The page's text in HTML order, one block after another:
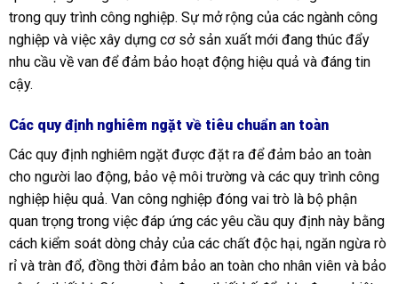
trong quy trình công nghiệp. Sự mở rộng của các ngành công
nghiệp và việc xây dựng cơ sở sản xuất mới đang thúc đẩy
nhu cầu về van để đảm bảo hoạt động hiệu quả và đáng tin
cậy.
Các quy định nghiêm ngặt về tiêu chuẩn an toàn
Các quy định nghiêm ngặt được đặt ra để đảm bảo an toàn
cho người lao động, bảo vệ môi trường và các quy trình công
nghiệp hiệu quả. Van công nghiệp đóng vai trò là bộ phận
quan trọng trong việc đáp ứng các yêu cầu quy định này bằng
cách kiểm soát dòng chảy của các chất độc hại, ngăn ngừa rò
rỉ và tràn đổ, đồng thời đảm bảo an toàn cho nhân viên và bảo